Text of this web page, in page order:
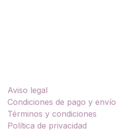
Aviso legal
Condiciones de pago y envío
Términos y condiciones
Política de privacidad